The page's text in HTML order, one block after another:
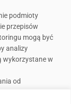
podmioty
przepisów
mogą być
analizy
wykorzystane w
od